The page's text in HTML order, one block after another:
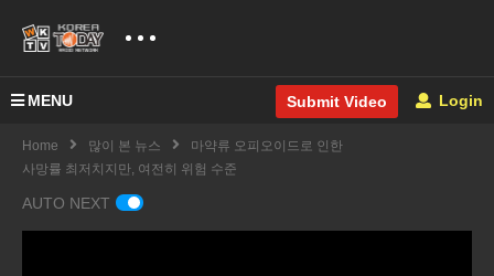
MENU Submit Video Login
Home 많이 본 뉴스
마약류 오피오이드로 인한
사망률 최저치지만, 여전히 위험 수준
AUTO NEXT